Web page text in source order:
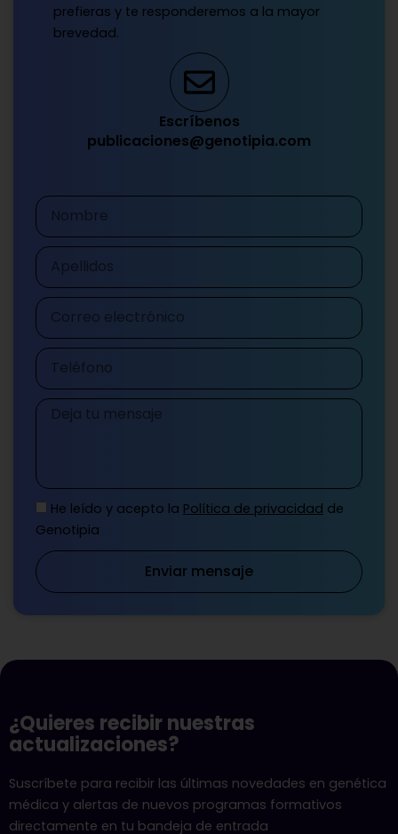
prefieras y te responderemos a la mayor
brevedad.
Escríbenos
publicaciones@genotipia.com
Nombre
Apellidos
Correo
electrónico
Teléfono
Mensaje
He leído y acepto la Política de privacidad de
Genotipia
Enviar mensaje
¿Quieres recibir nuestras
actualizaciones?
Suscríbete para recibir las últimas novedades en genética
médica y alertas de nuevos programas formativos
directamente en tu bandeja de entrada